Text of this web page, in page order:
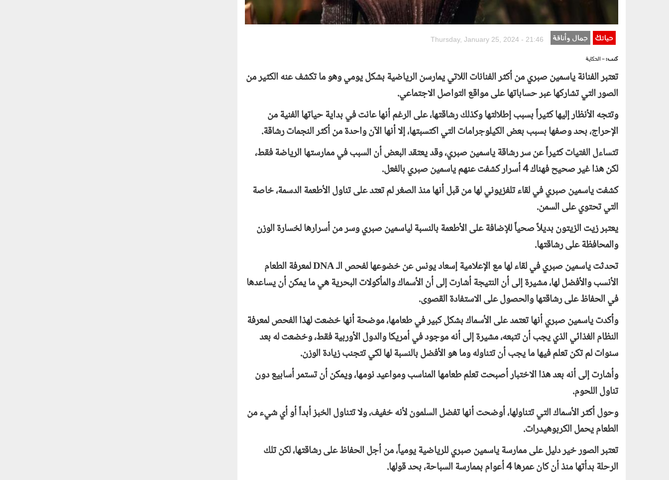
حياتك جمال وأناقة Thursday, January 25, 2024 - 21:46
كتب:- الحكاية
تعتبر الفنانة ياسمين صبري من أكثر الفنانات اللاتي يمارسن الرياضية بشكل يومي وهو ما تكشف عنه الكثير من
الصور التي تشاركها عبر حساباتها على مواقع التواصل الاجتماعي.
وتتجه الأنظار إليها كثيراً بسبب إطلالتها وكذلك رشاقتها، على الرغم أنها عانت في بداية حياتها الفنية من
الإحراج، بحد وصفها بسبب بعض الكيلوجرامات التي اكتسبتها، إلا أنها الآن واحدة من أكثر النجمات رشاقة.
تتساءل الفتيات كثيراً عن سر رشاقة ياسمين صبري، وقد يعتقد البعض أن السبب في ممارستها الرياضة فقط،
لكن هذا غير صحيح فهناك 4 أسرار كشفت عنهم ياسمين صبري بالفعل.
كشفت ياسمين صبري في لقاء تلفزيوني لها من قبل أنها منذ الصغر لم تعتد على تناول الأطعمة الدسمة، خاصة
التي تحتوي على السمن.
يعتبر زيت الزيتون بديلاً صحياً للإضافة على الأطعمة بالنسبة لياسمين صبري وسر من أسرارها لخسارة الوزن
والمحافظة على رشاقتها.
تحدثت ياسمين صبري في لقاء لها مع الإعلامية إسعاد يونس عن خضوعها لفحص الـDNAلمعرفة الطعام
الأنسب والأفضل لها، مشيرة إلى أن النتيجة أشارت إلى أن الأسماك والمأكولات البحرية هي ما يمكن أن يساعدها
في الحفاظ على رشاقتها والحصول على الاستفادة القصوى.
وأكدت ياسمين صبري أنها تعتمد على الأسماك بشكل كبير في طعامها، موضحة أنها خضعت لهذا الفحص لمعرفة
النظام الغذائي الذي يجب أن تتبعه، مشيرة إلى أنه موجود في أمريكا والدول الأوربية فقط، وخضعت له بعد
سنوات لم تكن تعلم فيها ما يجب أن تتناوله وما هو الأفضل بالنسبة لها لكي تتجنب زيادة الوزن.
وأشارت إلى أنه بعد هذا الاختبار أصبحت تعلم طعامها المناسب ومواعيد نومها، ويمكن أن تستمر أسابيع دون
تناول اللحوم.
وحول أكثر الأسماك التي تتناولها، أوضحت أنها تفضل السلمون لأنه خفيف، ولا تتناول الخبز أبداً أو أي شيء من
الطعام يحمل الكربوهيدرات.
تعتبر الصور خير دليل على ممارسة ياسمين صبري للرياضية يومياً، من أجل الحفاظ على رشاقتها، لكن تلك
الرحلة بدأتها منذ أن كان عمرها 4 أعوام بممارسة السباحة، بحد قولها.